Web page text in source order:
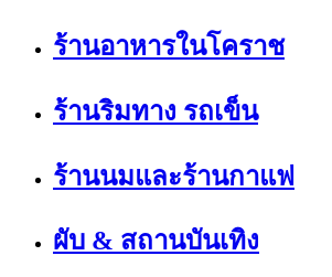
ร้านอาหารในโคราช
ร้านริมทาง รถเข็น
ร้านนมและร้านกาแฟ
ผับ & สถานบันเทิง